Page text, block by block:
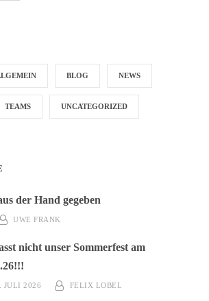
BLOG NEWS
TEAMS UNCATEGORIZED
der Hand gegeben
UWE FRANK
nicht unser Sommerfest am
JULI 2026 FELIX LOBEL